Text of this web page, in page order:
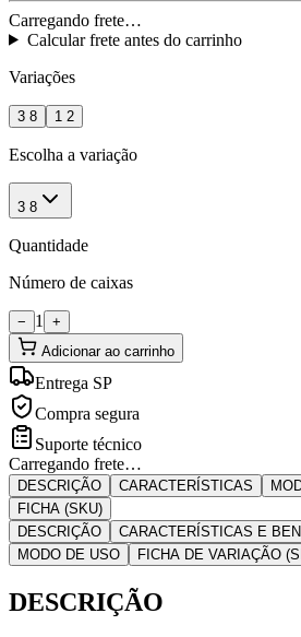
Carregando frete…
Calcular frete antes do carrinho
Variações
3 8 1 2
Escolha a variação
3 8
Quantidade
Número de caixas
− 1
+
Adicionar ao carrinho
Entrega SP
Compra segura
Suporte técnico
Carregando frete…
DESCRIÇÃO CARACTERÍSTICAS
FICHA (SKU)
DESCRIÇÃO
CARACTERÍSTICAS E
MODO DE USO
FICHA DE VARIAÇÃO
DESCRIÇÃO